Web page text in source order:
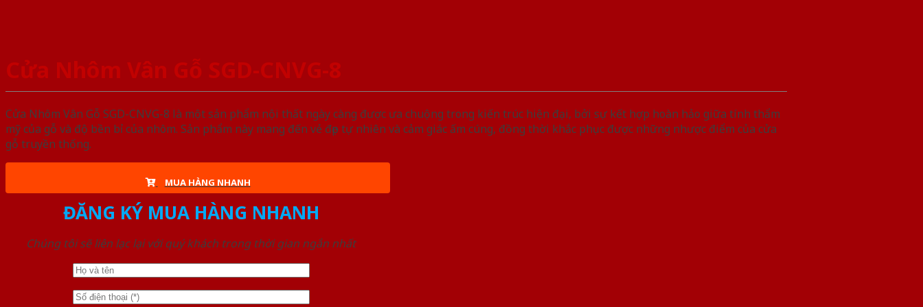
Cửa Nhôm Vân Gỗ SGD-CNVG-8
Cửa Nhôm Vân Gỗ SGD-CNVG-8 là một sản phẩm nội thất ngày càng được ưa chuộng trong kiến trúc hiện đại, bởi sự kết hợp hoàn hảo giữa tính thẩm
mỹ của gỗ và độ bền bỉ của nhôm. Sản phẩm này mang đến vẻ đẹp tự nhiên và cảm giác ấm cúng, đồng thời khắc phục được những nhược điểm của cửa
gỗ truyền thống.
MUA HÀNG NHANH
ĐĂNG KÝ MUA HÀNG NHANH
Chúng tôi sẽ liên lạc lại với quý khách trong thời gian ngắn nhất